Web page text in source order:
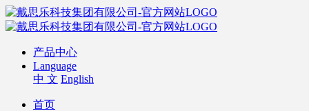
产品中心
Language
中 文 English
首页